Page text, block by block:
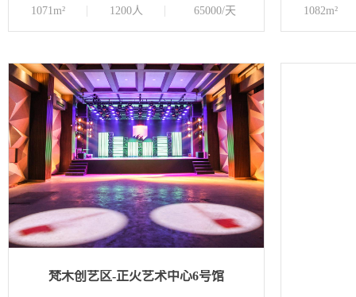
1071m² 1200人 65000/天 1082m²
梵木创艺区-正火艺术中心6号馆